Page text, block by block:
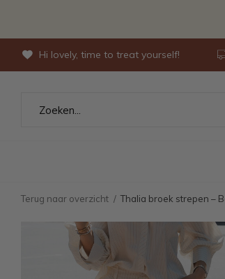
Hi lovely, time to treat yourself!
Terug naar overzicht Thalia broek strepen –